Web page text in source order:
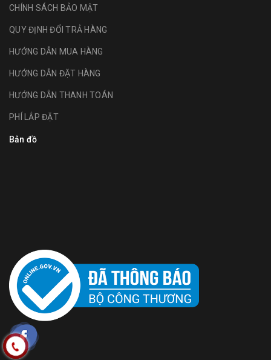
CHÍNH SÁCH BẢO MẬT
QUY ĐỊNH ĐỔI TRẢ HÀNG
HƯỚNG DẪN MUA HÀNG
HƯỚNG DẪN ĐẶT HÀNG
HƯỚNG DẪN THANH TOÁN
PHÍ LẮP ĐẶT
Bản đồ